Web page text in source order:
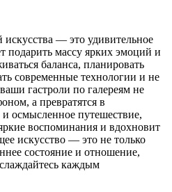
— это удивительное
подарить массу ярких эмоций и
баланса, планировать
современные технологии и не
гастроли по галереям не
а превратятся в
осмысленное путешествие,
воспоминания и вдохновит
искусство — это не только
состояние и отношение,
каждым